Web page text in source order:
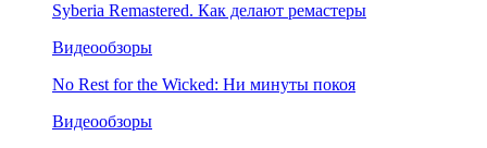
Syberia Remastered. Как делают ремастеры
Видеообзоры
No Rest for the Wicked: Ни минуты покоя
Видеообзоры